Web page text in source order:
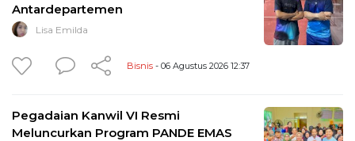
Antardepartemen
Lisa Emilda
Bisnis - 06 Agustus 2026 12:37
Pegadaian Kanwil VI Resmi
Meluncurkan Program PANDE EMAS